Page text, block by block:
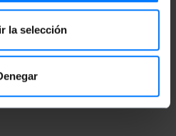
la selección